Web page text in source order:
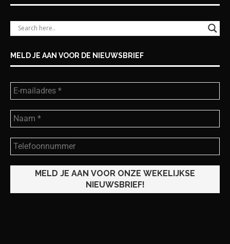
MELD JE AAN VOOR DE NIEUWSBRIEF